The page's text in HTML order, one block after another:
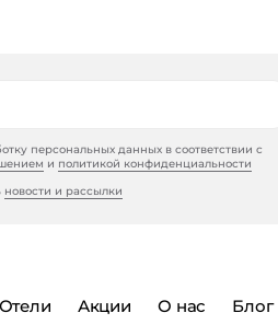
персональных данных в соответствии с
и политикой конфиденциальности
новости и рассылки
Отели Акции О нас Блог